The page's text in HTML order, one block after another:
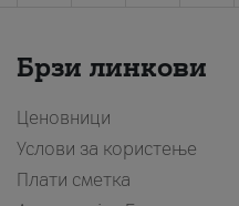
Брзи линкови
Ценовници
Услови за користење
Плати сметка